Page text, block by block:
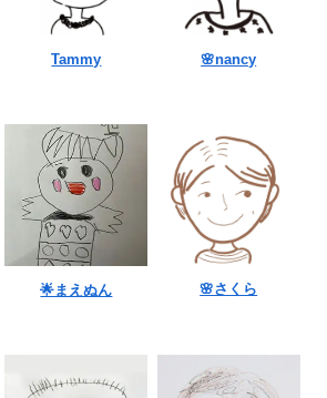
Tammy 🌸nancy
🌟まえぬん 🌸さくら